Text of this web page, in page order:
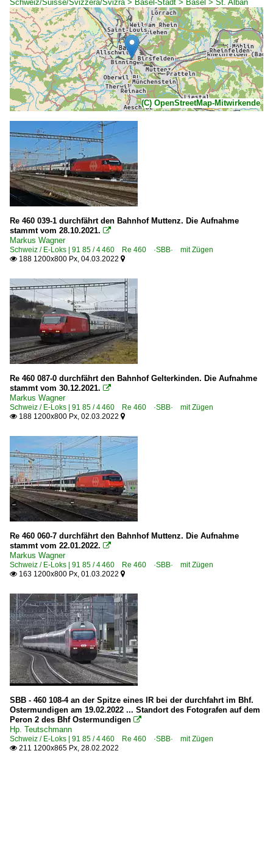
Schweiz/Suisse/Svizzera/Svizra > Basel-Stadt > Basel > St. Alban
(C) OpenStreetMap-Mitwirkende
Re 460 039-1 durchfährt den Bahnhof Muttenz. Die Aufnahme
stammt vom 28.10.2021. 
Markus Wagner
Schweiz / E-Loks | 91 85 / 4 460 Re 460 ·SBB· mit Zügen
 188 1200x800 Px, 04.03.2022 
Re 460 087-0 durchfährt den Bahnhof Gelterkinden. Die Aufnahme
stammt vom 30.12.2021. 
Markus Wagner
Schweiz / E-Loks | 91 85 / 4 460 Re 460 ·SBB· mit Zügen
 188 1200x800 Px, 02.03.2022 
Re 460 060-7 durchfährt den Bahnhof Muttenz. Die Aufnahme
stammt vom 22.01.2022. 
Markus Wagner
Schweiz / E-Loks | 91 85 / 4 460 Re 460 ·SBB· mit Zügen
 163 1200x800 Px, 01.03.2022 
SBB - 460 108-4 an der Spitze eines IR bei der durchfahrt im Bhf.
Ostermundigen am 19.02.2022 ... Standort des Fotografen auf dem
Peron 2 des Bhf Ostermundigen 
Hp. Teutschmann
Schweiz / E-Loks | 91 85 / 4 460 Re 460 ·SBB· mit Zügen
 211 1200x865 Px, 28.02.2022